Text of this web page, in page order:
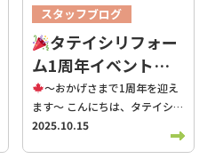
リフォームへご相談ください！
もちろん、現地調査・見積無料
です！
リフォーム・お家の
悩み無料相談受付中！お家のお
困りごと、お気軽にご相談くだ
さい！
[無料相談・お問い合
わせは▷こちら◁ ＼福知山・北
近畿でのリフォーム、お気軽に
ご相談ください／ リフォーム専
ません。特に、電気温水器の撤
去加算などの枠は、早めに埋ま
ってしまう傾向にあります。
「壊れてから慌てて高い買い物
をする」よりも、「補助金があ
る今のうちに、ゆとりを持って
賢く交換する」。これが、タテ
イシリフォームがおすすめする
代の節約にも直結します。 ③
外の音が気にならない「静か
さ」 窓を二重にしたり高性能な
ものに変えると、気密性がアッ
プ。外の騒音が驚くほど静かに
なり、家の中が最高のプライベ
ート空間に変わります。 補助金
を賢く使うなら「タテイシリフ
体的な工事内容はまだ決まって
いない」 「まずは話を聞いてみ
たい」 という方も、どうぞお気
軽にご来店ください。 水まわり
以外の工事のご相談も大歓迎！
お気軽にお問い合わせくださ
い。 ご来場プレゼントや見積プ
レゼントなどもご用意しており
ます！
ご来場プレゼント
けではなく、設備自体の経年劣
化や床・壁に染み込んだ汚れが
原因になっていることも少なく
ありません。今回は、来客前に
見直しておきたいポイントをわ
かりやすくまとめました。 ■
においの原因はどこにある？
【① 便器内部のコーティング劣
化】 10年以上使用したトイレ
スタッフブログ
リフォーム役立ち情報
タテイシリフォー
ム1周年イベント開
催！
～おかげさまで1周年を迎え
ます～ こんにちは、タテイシリ
フォームです。 朝晩の空気がひ
んやりしてきて、秋の深まりを
2025.10.15